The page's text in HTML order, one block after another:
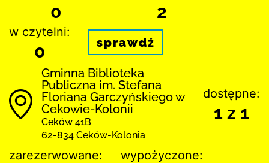
0 2
w czytelni:
0 sprawdź
Gminna Biblioteka
Publiczna im. Stefana
Floriana Garczyńskiego w
Cekowie-Kolonii
Ceków 41B
62-834 Ceków-Kolonia
dostępne:
1 z 1
zarezerwowane: wypożyczone: